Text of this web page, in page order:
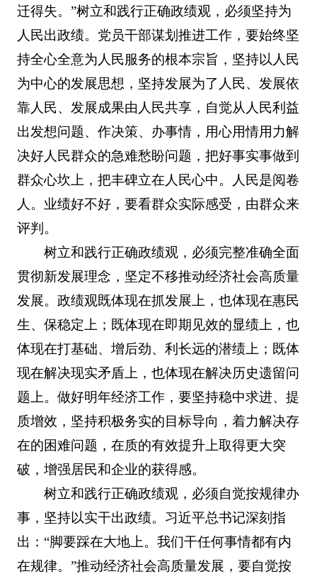
迁得失。”树立和践行正确政绩观，必须坚持为
人民出政绩。党员干部谋划推进工作，要始终坚
持全心全意为人民服务的根本宗旨，坚持以人民
为中心的发展思想，坚持发展为了人民、发展依
靠人民、发展成果由人民共享，自觉从人民利益
出发想问题、作决策、办事情，用心用情用力解
决好人民群众的急难愁盼问题，把好事实事做到
群众心坎上，把丰碑立在人民心中。人民是阅卷
人。业绩好不好，要看群众实际感受，由群众来
评判。
树立和践行正确政绩观，必须完整准确全面
贯彻新发展理念，坚定不移推动经济社会高质量
发展。政绩观既体现在抓发展上，也体现在惠民
生、保稳定上；既体现在即期见效的显绩上，也
体现在打基础、增后劲、利长远的潜绩上；既体
现在解决现实矛盾上，也体现在解决历史遗留问
题上。做好明年经济工作，要坚持稳中求进、提
质增效，坚持积极务实的目标导向，着力解决存
在的困难问题，在质的有效提升上取得更大突
破，增强居民和企业的获得感。
树立和践行正确政绩观，必须自觉按规律办
事，坚持以实干出政绩。习近平总书记深刻指
出：“脚要踩在大地上。我们干任何事情都有内
在规律。”推动经济社会高质量发展，要自觉按